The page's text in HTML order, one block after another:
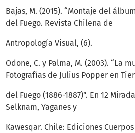
Bajas, M. (2015). “Montaje del
del Fuego. Revista Chilena de
Antropología Visual, (6).
Odone, C. y Palma, M. (2003). “La
Fotografías de Julius Popper en
del Fuego (1886-1887)”. En 12
Selknam, Yaganes y
Kawesqar. Chile: Ediciones